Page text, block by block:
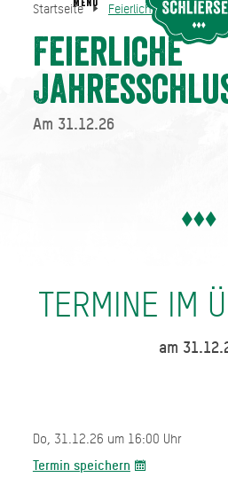
Startseite Feierliche
Feierliche
Am 31.12.26
TERMINE IM
am
Do, 31.12.26 um 16:00 Uhr
Termin speichern
Startseite Feierliche
MENU